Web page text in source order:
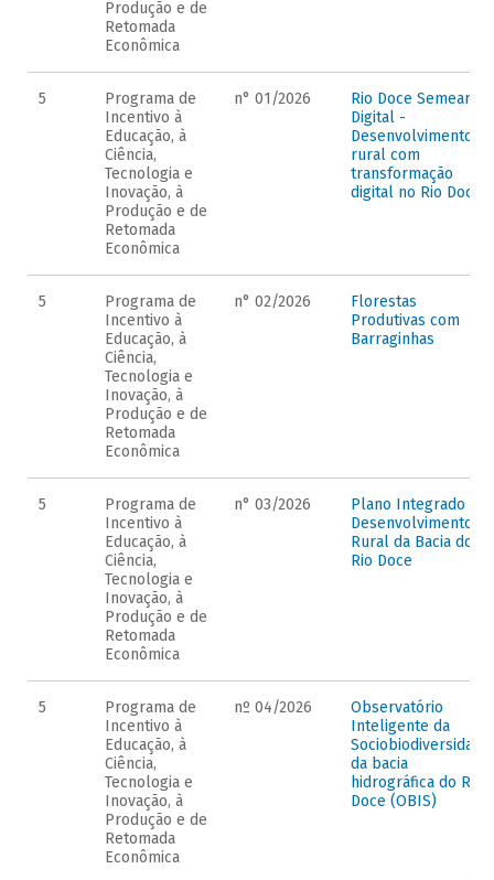
Produção e de
Retomada
Econômica
5
Programa de
Incentivo à
Educação, à
Ciência,
Tecnologia e
Inovação, à
Produção e de
Retomada
Econômica
n° 01/2026
Rio Doce Semear
Digital -
Desenvolvimento
rural com
transformação
digital no Rio Doce
5
Programa de
Incentivo à
Educação, à
Ciência,
Tecnologia e
Inovação, à
Produção e de
Retomada
Econômica
n° 02/2026
Florestas
Produtivas com
Barraginhas
5
Programa de
Incentivo à
Educação, à
Ciência,
Tecnologia e
Inovação, à
Produção e de
Retomada
Econômica
n° 03/2026
Plano Integrado de
Desenvolvimento
Rural da Bacia do
Rio Doce
5
Programa de
Incentivo à
Educação, à
Ciência,
Tecnologia e
Inovação, à
Produção e de
Retomada
Econômica
nº 04/2026
Observatório
Inteligente da
Sociobiodiversidade
da bacia
hidrográfica do Rio
Doce (OBIS)